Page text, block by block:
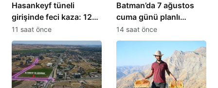
Hasankeyf tüneli
girişinde feci kaza: 12
yaralı
11 saat önce
Batman’da 7 ağustos
cuma günü planlı
elektrik kesintisi: İşte
etkilenecek yerler
14 saat önce